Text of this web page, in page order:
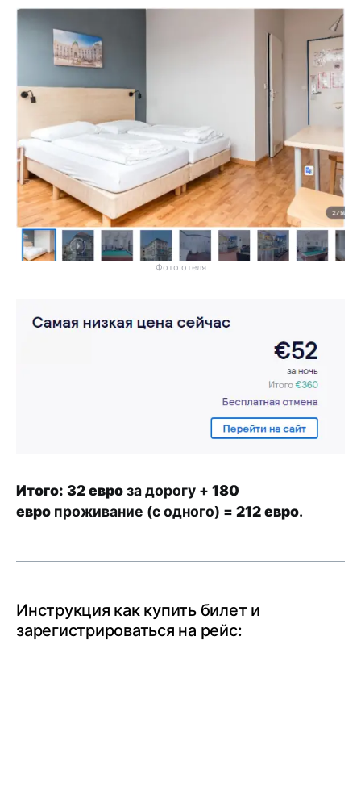
Фото отеля
Итого: 32евроза дорогу + 180
евро проживание (с одного) = 212 евро.
Инструкция как купить билет и
зарегистрироваться на рейс: